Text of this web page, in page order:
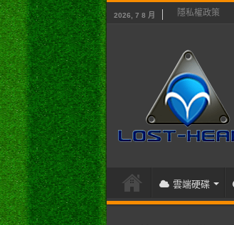
2026, 7 8 月 隱私權政策
雲端硬碟